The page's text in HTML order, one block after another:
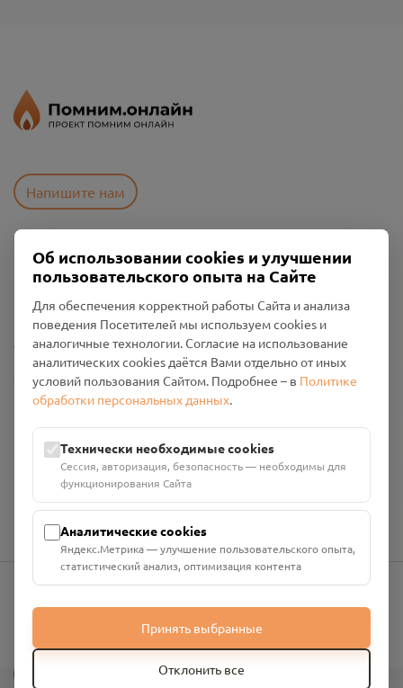
Напишите нам
Пользовательское соглашение
Политика конфиденциальности
Промо-материалы
Настройки cookies
Общество с ограниченной ответственностью «Смоленский
Проект Помним»
Юридический адрес: 216790, Смоленская область, р-н
Руднянский, г. Рудня, улица Западная, д. 26А, пом. 18
Номер счёта: 40702810901130004287 в АО "АЛЬФА-БАНК"
Кор. счёт: 30101810200000000593
info@pomnim.online
Об использовании cookies и улучшении
пользовательского опыта на Сайте
Для обеспечения корректной работы Сайта и анализа
поведения Посетителей мы используем cookies и
аналогичные технологии. Согласие на использование
аналитических cookies даётся Вами отдельно от иных
условий пользования Сайтом. Подробнее – в Политике
обработки персональных данных.
Технически необходимые cookies
Сессия, авторизация, безопасность — необходимы для
функционирования Сайта
Аналитические cookies
Яндекс.Метрика — улучшение пользовательского опыта,
статистический анализ, оптимизация контента
Принять выбранные
Отклонить все